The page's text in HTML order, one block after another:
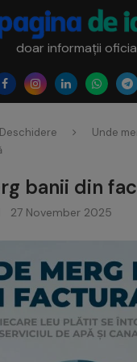
doar informații
Deschidere
Unde
banii din
27 November 2025